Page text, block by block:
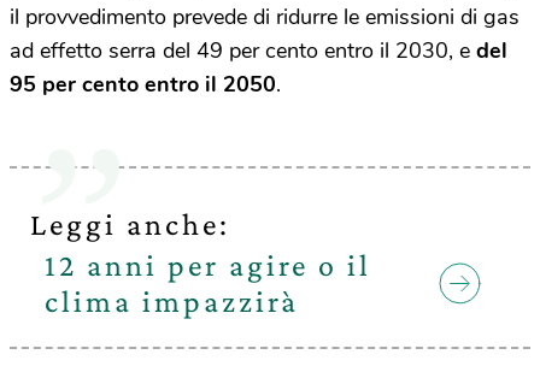
il provvedimento prevede di ridurre le emissioni di gas
ad effetto serra del 49 per cento entro il 2030, e del
95 per cento entro il 2050.
Leggi anche:
12 anni per agire o il
clima impazzirà